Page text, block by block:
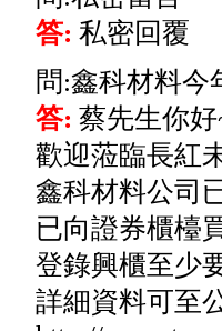
答: 私密回覆
問:鑫科材料今
答: 蔡先生你
歡迎蒞臨長紅
鑫科材料公司
已向證券櫃檯
登錄興櫃至少
詳細資料可至